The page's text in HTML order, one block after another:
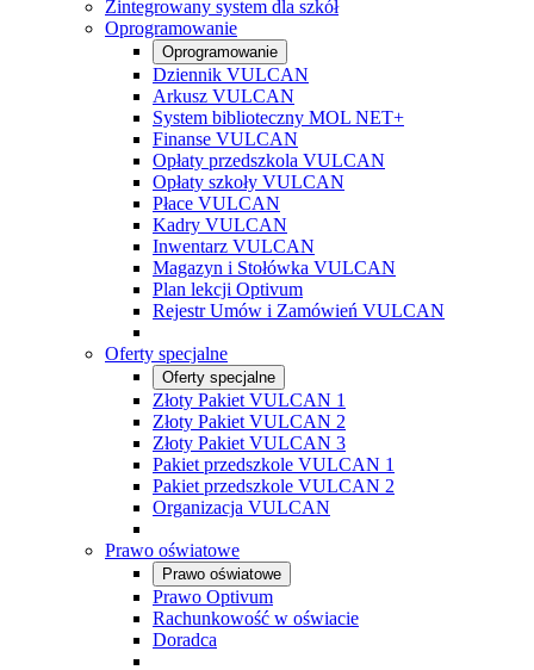
Zintegrowany system dla szkół
Oprogramowanie
Oprogramowanie
Dziennik VULCAN
Arkusz VULCAN
System biblioteczny MOL NET+
Finanse VULCAN
Opłaty przedszkola VULCAN
Opłaty szkoły VULCAN
Płace VULCAN
Kadry VULCAN
Inwentarz VULCAN
Magazyn i Stołówka VULCAN
Plan lekcji Optivum
Rejestr Umów i Zamówień VULCAN
Oferty specjalne
Oferty specjalne
Złoty Pakiet VULCAN 1
Złoty Pakiet VULCAN 2
Złoty Pakiet VULCAN 3
Pakiet przedszkole VULCAN 1
Pakiet przedszkole VULCAN 2
Organizacja VULCAN
Prawo oświatowe
Prawo oświatowe
Prawo Optivum
Rachunkowość w oświacie
Doradca